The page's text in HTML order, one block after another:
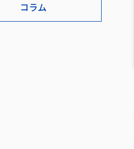
コラム